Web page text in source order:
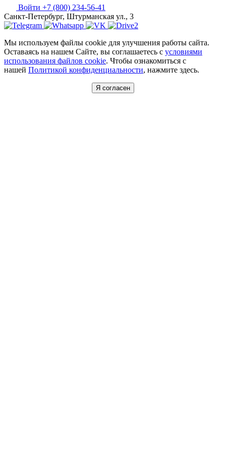
Войти +7 (800) 234-56-41
Санкт-Петербург, Штурманская ул., 3
Мы используем файлы cookie для улучшения работы сайта.
Оставаясь на нашем Сайте, вы соглашаетесь с условиями
использования файлов cookie. Чтобы ознакомиться с
нашей Политикой конфиденциальности, нажмите здесь.
Я согласен